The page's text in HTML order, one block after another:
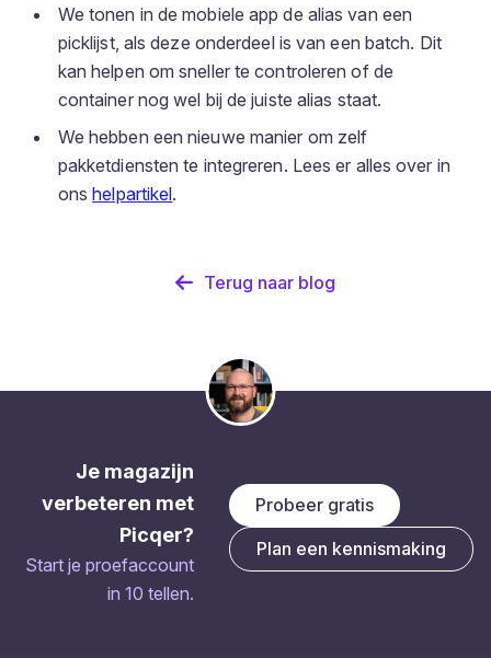
We tonen in de mobiele app de alias van een
picklijst, als deze onderdeel is van een batch. Dit
kan helpen om sneller te controleren of de
container nog wel bij de juiste alias staat.
We hebben een nieuwe manier om zelf
pakketdiensten te integreren. Lees er alles over in
onshelpartikel.
Terug naar blog
Je magazijn
verbeteren met
Picqer?
Start je proefaccount
in 10 tellen.
Probeer gratis
Plan een kennismaking